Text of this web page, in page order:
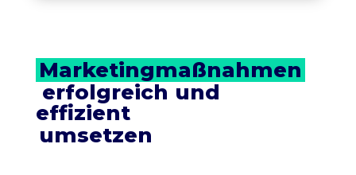
Marketingmaßnahmen
effizient
umsetzen